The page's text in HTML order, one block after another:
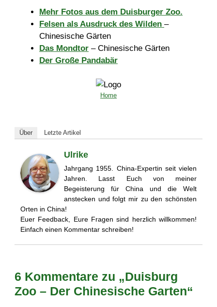
Mehr Fotos aus dem Duisburger Zoo.
Felsen als Ausdruck des Wilden –
Chinesische Gärten
Das Mondtor – Chinesische Gärten
Der Große Pandabär
Home
Über Letzte Artikel
Ulrike
Jahrgang 1955. China-Expertin seit vielen
Jahren. Lasst Euch von meiner
Begeisterung für China und die Welt
anstecken und folgt mir zu den schönsten
Orten in China!
Euer Feedback, Eure Fragen sind herzlich willkommen!
Einfach einen Kommentar schreiben!
6 Kommentare zu „Duisburg
Zoo – Der Chinesische Garten“